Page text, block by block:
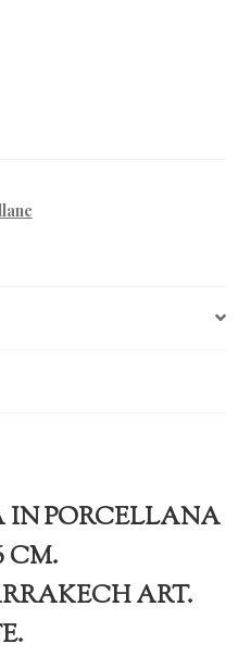
PORCELLANA
CM.
ART.